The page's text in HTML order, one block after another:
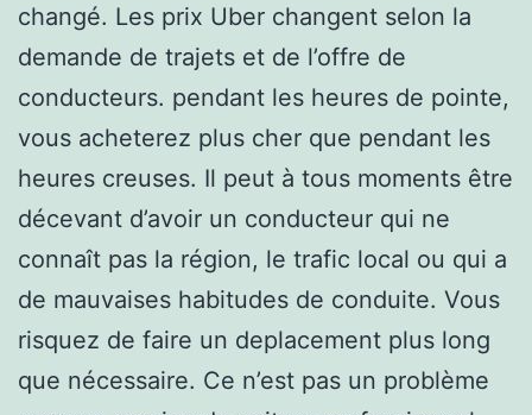
changé. Les prix Uber changent selon la
demande de trajets et de l’offre de
conducteurs. pendant les heures de pointe,
vous acheterez plus cher que pendant les
heures creuses. Il peut à tous moments être
décevant d’avoir un conducteur qui ne
connaît pas la région, le trafic local ou qui a
de mauvaises habitudes de conduite. Vous
risquez de faire un deplacement plus long
que nécessaire. Ce n’est pas un problème